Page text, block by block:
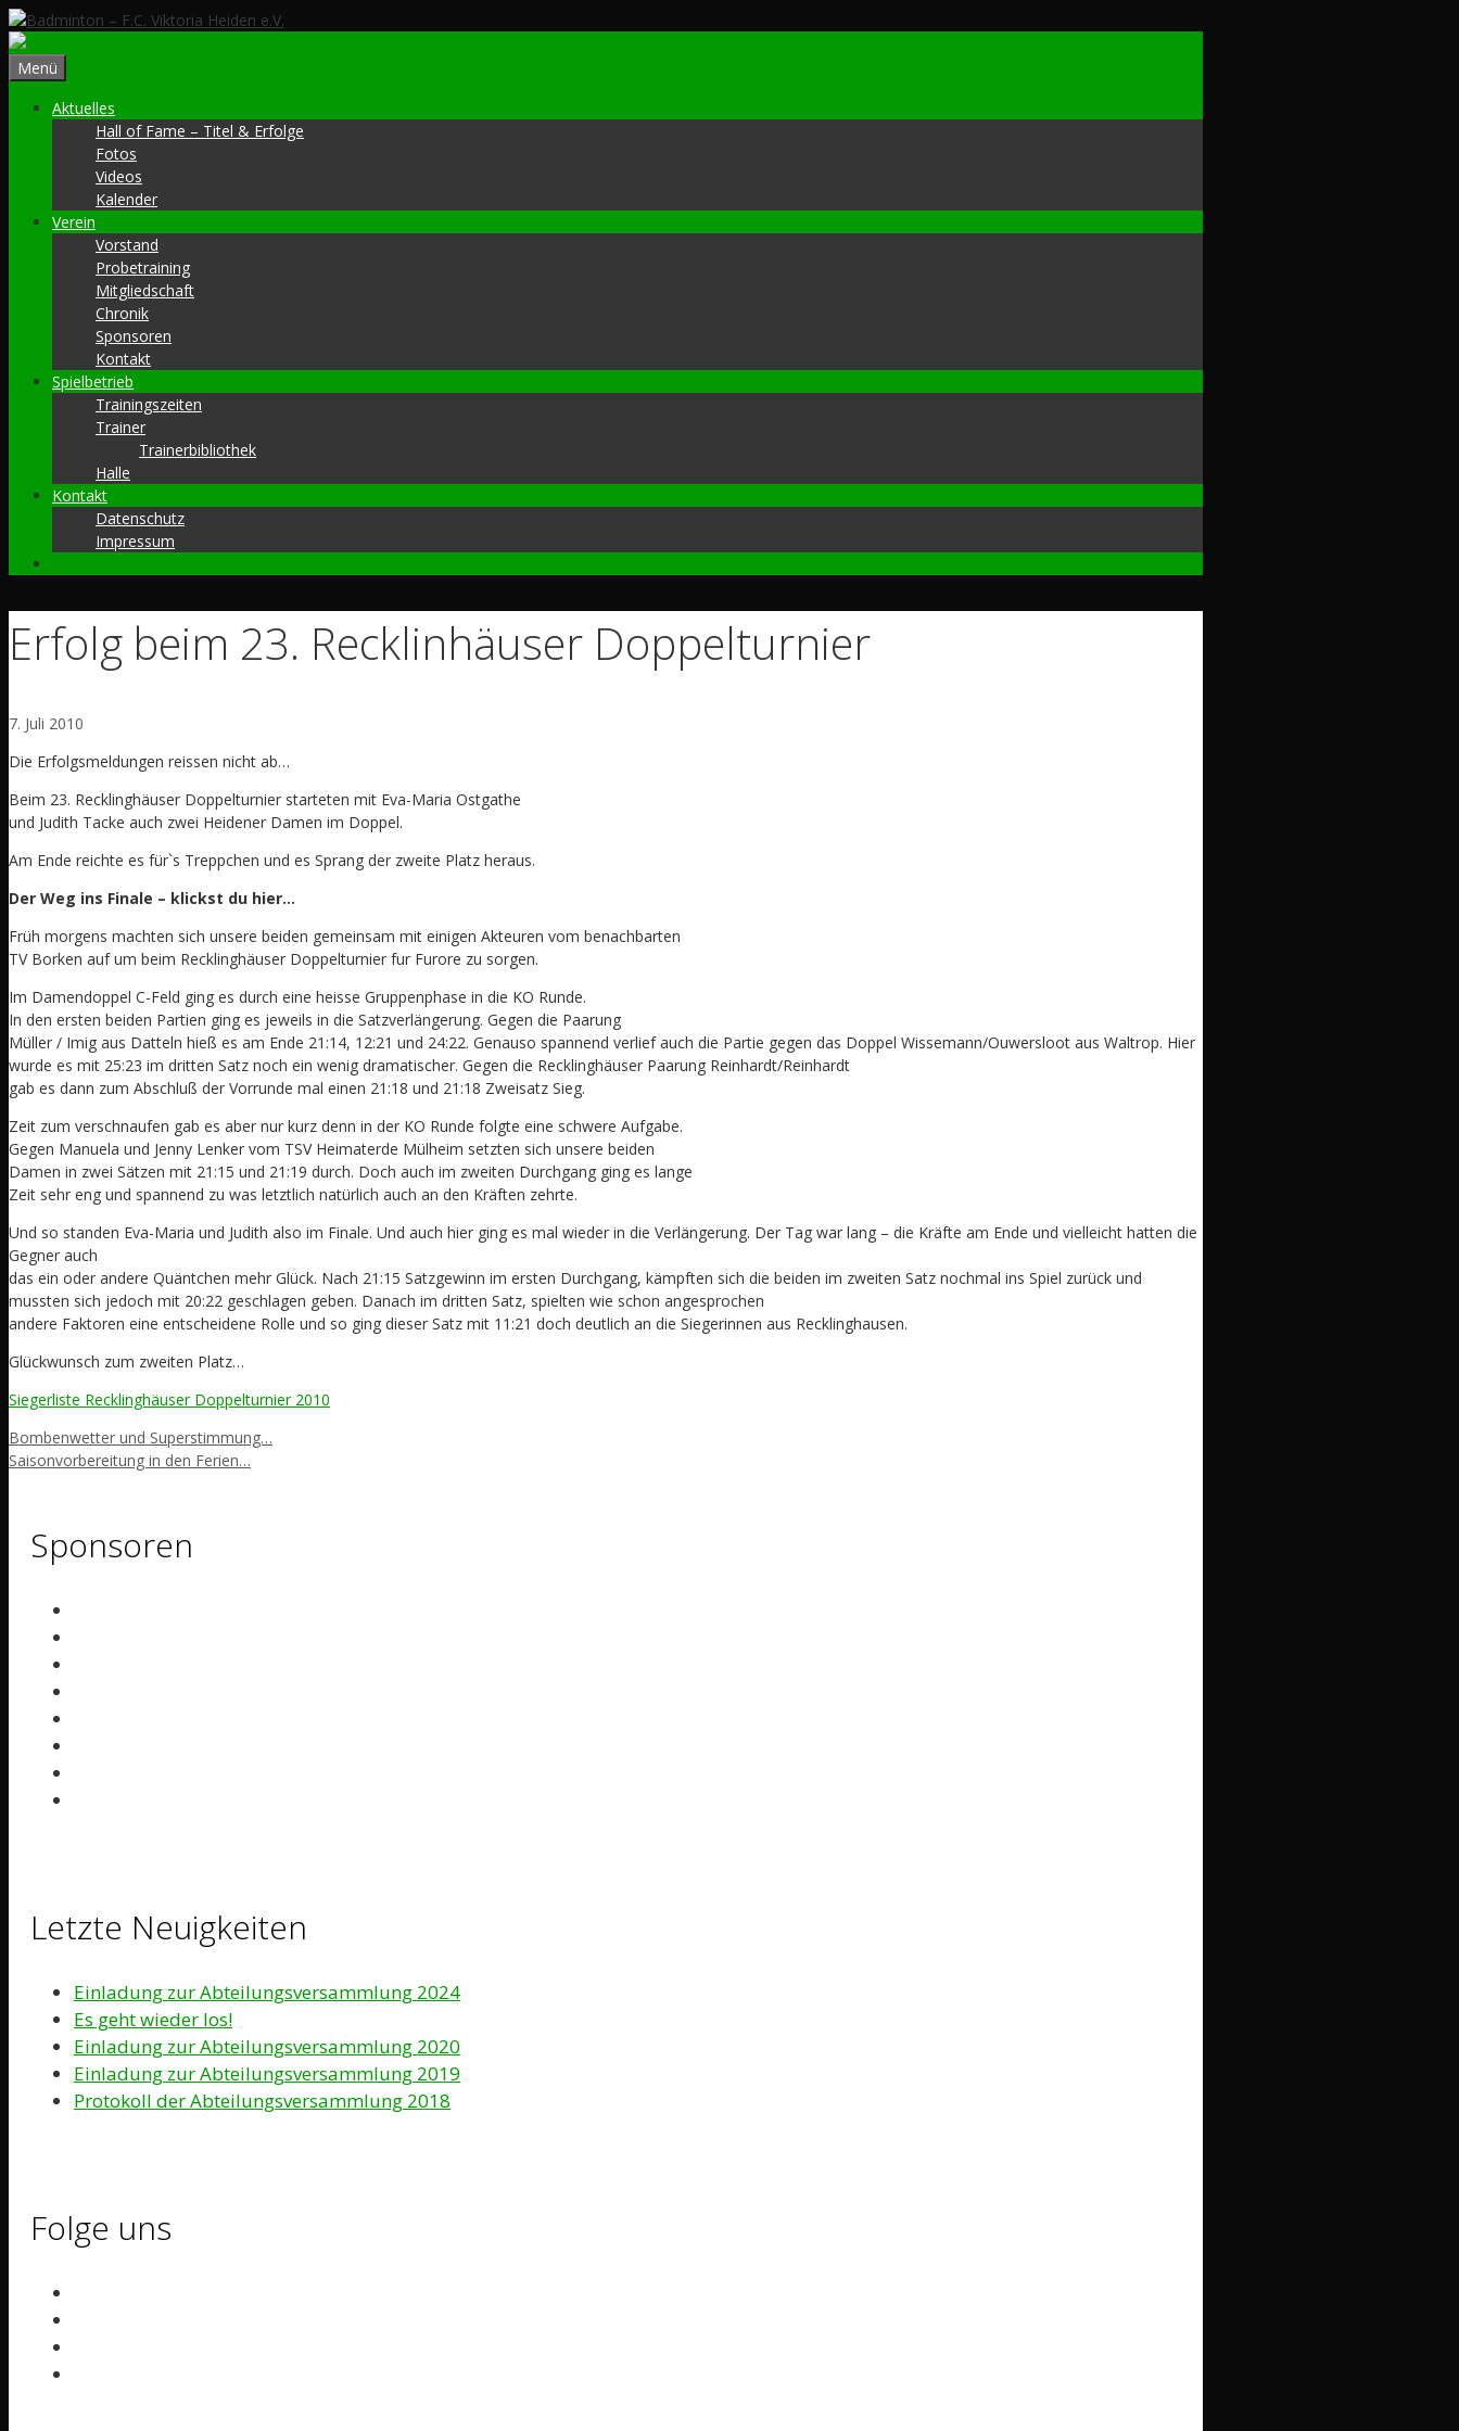
Zum
Inhalt
springen
Menü
Aktuelles
Hall of Fame – Titel & Erfolge
Fotos
Videos
Kalender
Verein
Vorstand
Probetraining
Mitgliedschaft
Chronik
Sponsoren
Kontakt
Spielbetrieb
Trainingszeiten
Trainer
Trainerbibliothek
Halle
Kontakt
Datenschutz
Impressum
Erfolg beim 23. Recklinhäuser Doppelturnier
7. Juli 2010
Die Erfolgsmeldungen reissen nicht ab…
Beim 23. Recklinghäuser Doppelturnier starteten mit Eva-Maria Ostgathe
und Judith Tacke auch zwei Heidener Damen im Doppel.
Am Ende reichte es für`s Treppchen und es Sprang der zweite Platz heraus.
Der Weg ins Finale – klickst du hier…
Früh morgens machten sich unsere beiden gemeinsam mit einigen Akteuren vom benachbarten
TV Borken auf um beim Recklinghäuser Doppelturnier fur Furore zu sorgen.
Im Damendoppel C-Feld ging es durch eine heisse Gruppenphase in die KO Runde.
In den ersten beiden Partien ging es jeweils in die Satzverlängerung. Gegen die Paarung
Müller / Imig aus Datteln hieß es am Ende 21:14, 12:21 und 24:22. Genauso spannend verlief auch die Partie gegen das Doppel Wissemann/Ouwersloot aus Waltrop. Hier
wurde es mit 25:23 im dritten Satz noch ein wenig dramatischer. Gegen die Recklinghäuser Paarung Reinhardt/Reinhardt
gab es dann zum Abschluß der Vorrunde mal einen 21:18 und 21:18 Zweisatz Sieg.
Zeit zum verschnaufen gab es aber nur kurz denn in der KO Runde folgte eine schwere Aufgabe.
Gegen Manuela und Jenny Lenker vom TSV Heimaterde Mülheim setzten sich unsere beiden
Damen in zwei Sätzen mit 21:15 und 21:19 durch. Doch auch im zweiten Durchgang ging es lange
Zeit sehr eng und spannend zu was letztlich natürlich auch an den Kräften zehrte.
Und so standen Eva-Maria und Judith also im Finale. Und auch hier ging es mal wieder in die Verlängerung. Der Tag war lang – die Kräfte am Ende und vielleicht hatten die
Gegner auch
das ein oder andere Quäntchen mehr Glück. Nach 21:15 Satzgewinn im ersten Durchgang, kämpften sich die beiden im zweiten Satz nochmal ins Spiel zurück und
mussten sich jedoch mit 20:22 geschlagen geben. Danach im dritten Satz, spielten wie schon angesprochen
andere Faktoren eine entscheidene Rolle und so ging dieser Satz mit 11:21 doch deutlich an die Siegerinnen aus Recklinghausen.
Glückwunsch zum zweiten Platz…
Siegerliste Recklinghäuser Doppelturnier 2010
Bombenwetter und Superstimmung…
Saisonvorbereitung in den Ferien…
Sponsoren
Letzte Neuigkeiten
Einladung zur Abteilungsversammlung 2024
Es geht wieder los!
Einladung zur Abteilungsversammlung 2020
Einladung zur Abteilungsversammlung 2019
Protokoll der Abteilungsversammlung 2018
Folge uns